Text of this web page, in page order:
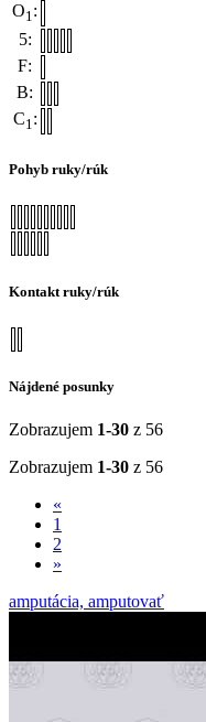
O1:
5:
F:
B:
C1:
Pohyb ruky/rúk
Kontakt ruky/rúk
Nájdené posunky
Zobrazujem 1-30 z 56
Zobrazujem 1-30 z 56
«
1
2
»
amputácia, amputovať